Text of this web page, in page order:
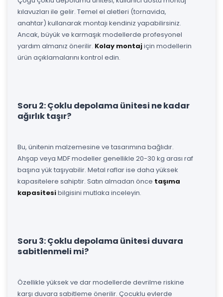
kılavuzları ile gelir. Temel el aletleri (tornavida,
anahtar) kullanarak montajı kendiniz yapabilirsiniz.
Ancak, büyük ve karmaşık modellerde profesyonel
yardım almanız önerilir. Kolay montajiçin modellerin
ürün açıklamalarını kontrol edin.
Soru 2: Çoklu depolama ünitesi ne kadar
ağırlık taşır?
Bu, ünitenin malzemesine ve tasarımına bağlıdır.
Ahşap veya MDF modeller genellikle 20-30 kg arası raf
başına yük taşıyabilir. Metal raflar ise daha yüksek
kapasitelere sahiptir. Satın almadan önce taşıma
kapasitesibilgisini mutlaka inceleyin.
Soru 3: Çoklu depolama ünitesi duvara
sabitlenmeli mi?
Özellikle yüksek ve dar modellerde devrilme riskine
karşı duvara sabitleme önerilir. Çocuklu evlerde